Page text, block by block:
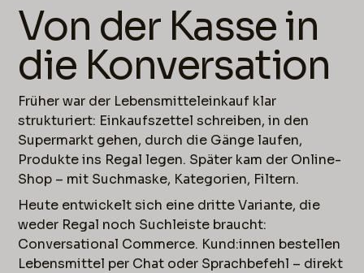
Von der Kasse in
die Konversation
Früher war der Lebensmitteleinkauf klar
strukturiert: Einkaufszettel schreiben, in den
Supermarkt gehen, durch die Gänge laufen,
Produkte ins Regal legen. Später kam der Online-
Shop – mit Suchmaske, Kategorien, Filtern.
Heute entwickelt sich eine dritte Variante, die
weder Regal noch Suchleiste braucht:
Conversational Commerce. Kund:innen bestellen
Lebensmittel per Chat oder Sprachbefehl – direkt